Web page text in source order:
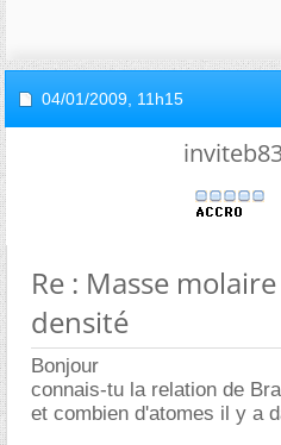
04/01/2009, 11h15
Re : Masse
densité
Bonjour
connais-tu la relation de
et combien d'atomes il y a